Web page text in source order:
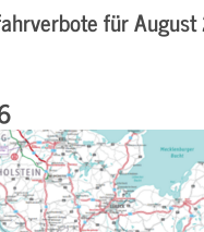
für